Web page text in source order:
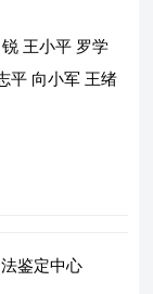
王小平 罗学
平 向小军 王绪
鉴定中心